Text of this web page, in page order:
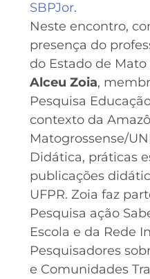
SBPJor.
Neste encontro,
presença do
do Estado de Mato
Alceu Zoia,
Pesquisa
contexto da
Matogrossense/
Didática, práticas
publicações
UFPR. Zoia faz
Pesquisa ação
Escola e da Rede
Pesquisadores
e Comunidades